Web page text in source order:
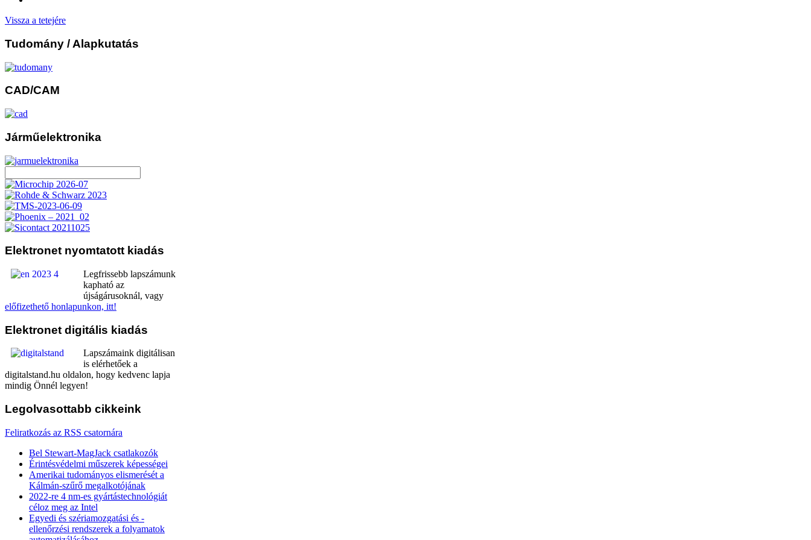
Vissza a tetejére
Tudomány / Alapkutatás
CAD/CAM
Járműelektronika
Elektronet nyomtatott kiadás
Legfrissebb lapszámunk
kapható az
újságárusoknál, vagy
előfizethető honlapunkon, itt!
Elektronet digitális kiadás
Lapszámaink digitálisan
is elérhetőek a
digitalstand.hu oldalon, hogy kedvenc lapja
mindig Önnél legyen!
Legolvasottabb cikkeink
Feliratkozás az RSS csatornára
Bel Stewart-MagJack csatlakozók
Érintésvédelmi műszerek képességei
Amerikai tudományos elismerését a
Kálmán-szűrő megalkotójának
2022-re 4 nm-es gyártástechnológiát
céloz meg az Intel
Egyedi és szériamozgatási és -
ellenőrzési rendszerek a folyamatok